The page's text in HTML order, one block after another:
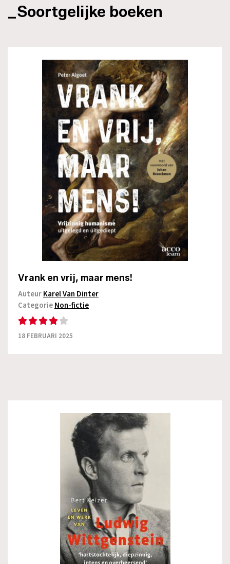
_Soortgelijke boeken
Vrank en vrij, maar mens!
AuteurKarel Van Dinter
CategorieNon-fictie
18 FEBRUARI 2025